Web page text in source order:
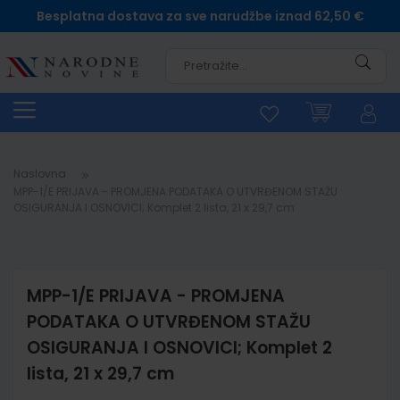
Besplatna dostava za sve narudžbe iznad 62,50 €
Naslovna
MPP-1/E PRIJAVA - PROMJENA
PODATAKA O UTVRĐENOM STAŽU
OSIGURANJA I OSNOVICI; Komplet 2
lista, 21 x 29,7 cm